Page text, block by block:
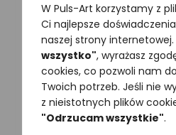
W Puls-Art korzystamy z
Ci najlepsze
naszej strony internetowej.
wszystko", wyrażasz
cookies, co pozwoli nam
Twoich potrzeb. Jeśli nie
z nieistotnych plików
"Odrzucam wszystkie".
Wiadomość